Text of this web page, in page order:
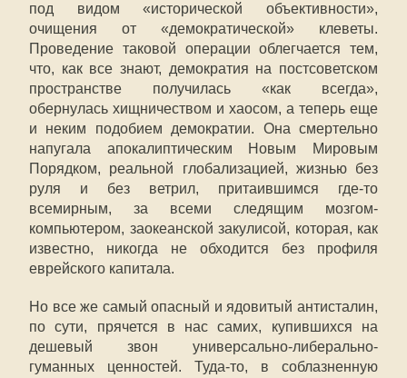
под видом «исторической объективности»,
очищения от «демократической» клеветы.
Проведение таковой операции облегчается тем,
что, как все знают, демократия на постсоветском
пространстве получилась «как всегда»,
обернулась хищничеством и хаосом, а теперь еще
и неким подобием демократии. Она смертельно
напугала апокалиптическим Новым Мировым
Порядком, реальной глобализацией, жизнью без
руля и без ветрил, притаившимся где-то
всемирным, за всеми следящим мозгом-
компьютером, заокеанской закулисой, которая, как
известно, никогда не обходится без профиля
еврейского капитала.
Но все же самый опасный и ядовитый антисталин,
по сути, прячется в нас самих, купившихся на
дешевый звон универсально-либерально-
гуманных ценностей. Туда-то, в соблазненную